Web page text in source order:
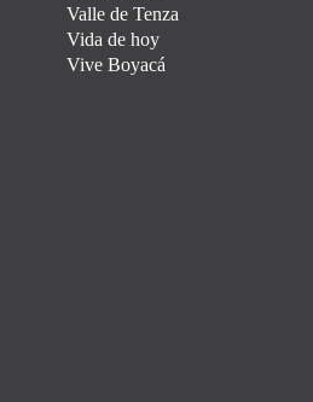
Valle de Tenza
Vida de hoy
Vive Boyacá